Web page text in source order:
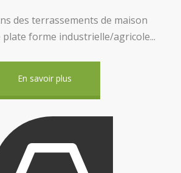
des terrassements de maison
plate forme industrielle/agricole...
En savoir plus